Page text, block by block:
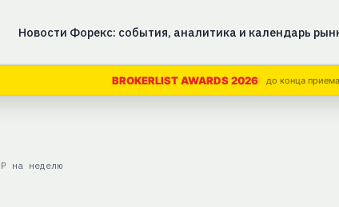
Новости Форекс: события, аналитика и календарь
BROKERLIST AWARDS 2026 до конца
на неделю